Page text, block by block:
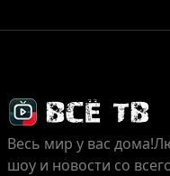
Весь мир у вас дома!
шоу и новости со